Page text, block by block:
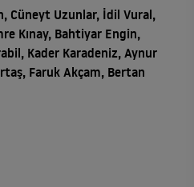
Cüneyt Uzunlar, İdil Vural,
Kınay, Bahtiyar Engin,
Kader Karadeniz, Aynur
Faruk Akçam, Bertan